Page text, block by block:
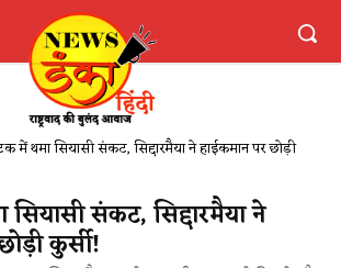
में थमा सियासी संकट, सिद्दारमैया ने हाईकमान पर छोड़ी
सियासी संकट, सिद्दारमैया ने
कुर्सी!